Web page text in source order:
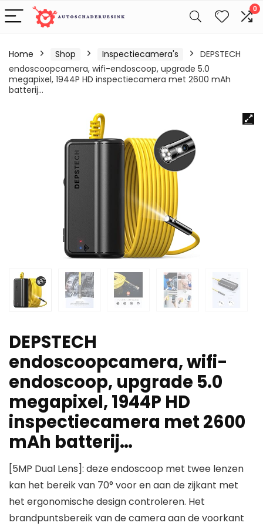
0
Home Shop Inspectiecamera's
DEPSTECH
endoscoopcamera, wifi-endoscoop, upgrade 5.0
megapixel, 1944P HD inspectiecamera met 2600 mAh
batterij…
DEPSTECH
endoscoopcamera, wifi-
endoscoop, upgrade 5.0
megapixel, 1944P HD
inspectiecamera met 2600
mAh batterij…
[5MP Dual Lens]: deze endoscoop met twee lenzen
kan het bereik van 70° voor en aan de zijkant met
het ergonomische design controleren. Het
brandpuntsbereik van de camera aan de voorkant